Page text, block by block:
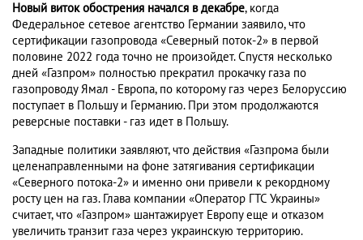
Новый виток обострения начался в декабре, когда
Федеральное сетевое агентство Германии заявило, что
сертификации газопровода «Северный поток-2» в первой
половине 2022 года точно не произойдет. Спустя несколько
дней «Газпром» полностью прекратил прокачку газа по
газопроводу Ямал - Европа, по которому газ через Белоруссию
поступает в Польшу и Германию. При этом продолжаются
реверсные поставки - газ идет в Польшу.
Западные политики заявляют, что действия «Газпрома были
целенаправленными на фоне затягивания сертификации
«Северного потока-2» и именно они привели к рекордному
росту цен на газ. Глава компании «Оператор ГТС Украины»
считает, что «Газпром» шантажирует Европу еще и отказом
увеличить транзит газа через украинскую территорию.